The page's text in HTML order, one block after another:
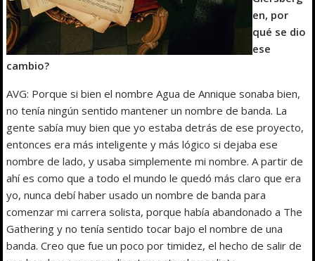
en, por
qué se dio
ese
cambio?
AVG: Porque si bien el nombre Agua de Annique sonaba bien,
no tenía ningún sentido mantener un nombre de banda. La
gente sabía muy bien que yo estaba detrás de ese proyecto,
entonces era más inteligente y más lógico si dejaba ese
nombre de lado, y usaba simplemente mi nombre. A partir de
ahí es como que a todo el mundo le quedó más claro que era
yo, nunca debí haber usado un nombre de banda para
comenzar mi carrera solista, porque había abandonado a The
Gathering y no tenía sentido tocar bajo el nombre de una
banda. Creo que fue un poco por timidez, el hecho de salir de